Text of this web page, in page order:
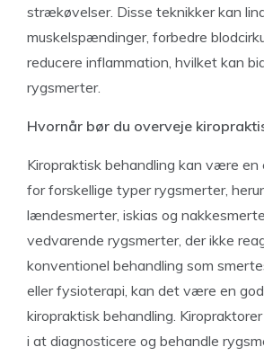
strækøvelser. Disse teknikker kan
muskelspændinger, forbedre
reducere inflammation, hvilket kan
rygsmerter.
Hvornår bør du overveje
Kiropraktisk behandling kan være
for forskellige typer rygsmerter,
lændesmerter, iskias og
vedvarende rygsmerter, der ikke
konventionel behandling som
eller fysioterapi, kan det være en
kiropraktisk behandling.
i at diagnosticere og behandle